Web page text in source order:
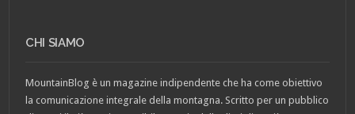
CHI SIAMO
MountainBlog è un magazine indipendente che ha come obiettivo
la comunicazione integrale della montagna. Scritto per un pubblico